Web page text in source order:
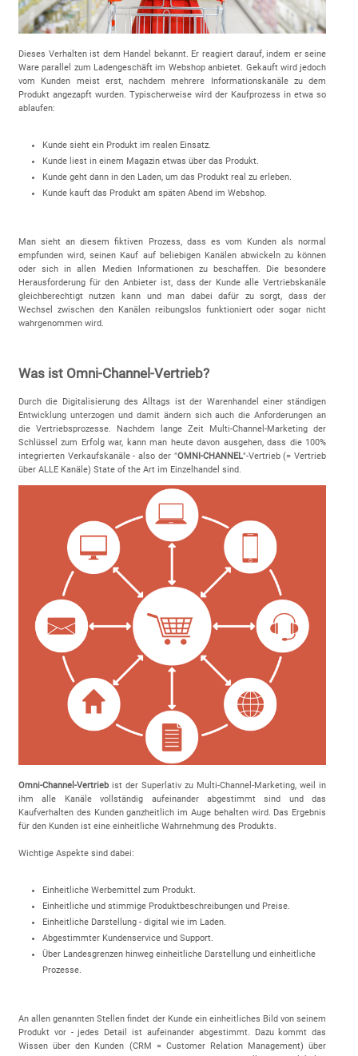
Dieses Verhalten ist dem Handel bekannt. Er reagiert darauf, indem er seine
Ware parallel zum Ladengeschäft im Webshop anbietet. Gekauft wird jedoch
vom Kunden meist erst, nachdem mehrere Informationskanäle zu dem
Produkt angezapft wurden. Typischerweise wird der Kaufprozess in etwa so
ablaufen:
Kunde sieht ein Produkt im realen Einsatz.
Kunde liest in einem Magazin etwas über das Produkt.
Kunde geht dann in den Laden, um das Produkt real zu erleben.
Kunde kauft das Produkt am späten Abend im Webshop.
Man sieht an diesem fiktiven Prozess, dass es vom Kunden als normal
empfunden wird, seinen Kauf auf beliebigen Kanälen abwickeln zu können
oder sich in allen Medien Informationen zu beschaffen. Die besondere
Herausforderung für den Anbieter ist, dass der Kunde alle Vertriebskanäle
gleichberechtigt nutzen kann und man dabei dafür zu sorgt, dass der
Wechsel zwischen den Kanälen reibungslos funktioniert oder sogar nicht
wahrgenommen wird.
Was ist Omni-Channel-Vertrieb?
Durch die Digitalisierung des Alltags ist der Warenhandel einer ständigen
Entwicklung unterzogen und damit ändern sich auch die Anforderungen an
die Vertriebsprozesse. Nachdem lange Zeit Multi-Channel-Marketing der
Schlüssel zum Erfolg war, kann man heute davon ausgehen, dass die 100%
integrierten Verkaufskanäle - also der "OMNI-CHANNEL"-Vertrieb (= Vertrieb
über ALLE Kanäle) State of the Art im Einzelhandel sind.
Omni-Channel-Vertriebist der Superlativ zu Multi-Channel-Marketing, weil in
ihm alle Kanäle vollständig aufeinander abgestimmt sind und das
Kaufverhalten des Kunden ganzheitlich im Auge behalten wird. Das Ergebnis
für den Kunden ist eine einheitliche Wahrnehmung des Produkts.
Wichtige Aspekte sind dabei:
Einheitliche Werbemittel zum Produkt.
Einheitliche und stimmige Produktbeschreibungen und Preise.
Einheitliche Darstellung - digital wie im Laden.
Abgestimmter Kundenservice und Support.
Über Landesgrenzen hinweg einheitliche Darstellung und einheitliche
Prozesse.
An allen genannten Stellen findet der Kunde ein einheitliches Bild von seinem
Produkt vor - jedes Detail ist aufeinander abgestimmt. Dazu kommt das
Wissen über den Kunden (CRM = Customer Relation Management) über